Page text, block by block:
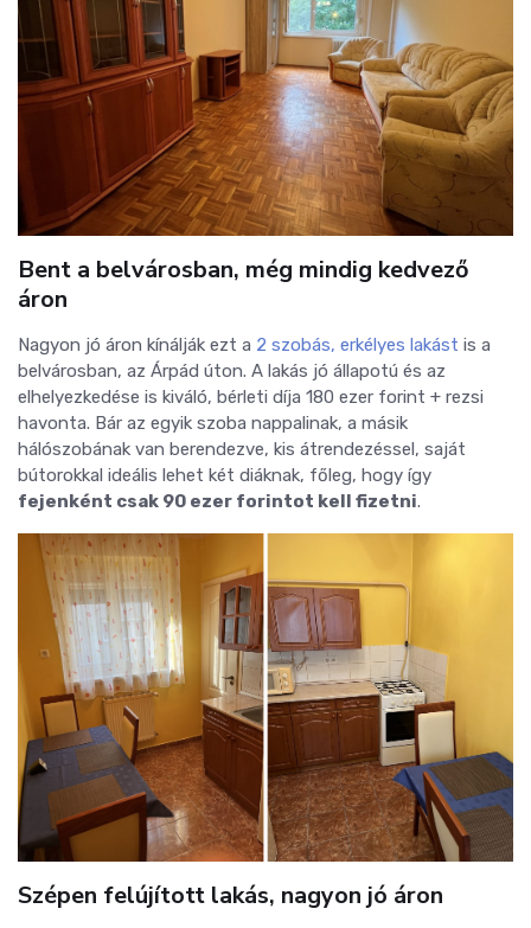
Bent a belvárosban, még mindig kedvező
áron
Nagyon jó áron kínálják ezt a 2 szobás, erkélyes lakást is a
belvárosban, az Árpád úton. A lakás jó állapotú és az
elhelyezkedése is kiváló, bérleti díja 180 ezer forint + rezsi
havonta. Bár az egyik szoba nappalinak, a másik
hálószobának van berendezve, kis átrendezéssel, saját
bútorokkal ideális lehet két diáknak, főleg, hogy így
fejenként csak 90 ezer forintot kell fizetni.
Szépen felújított lakás, nagyon jó áron